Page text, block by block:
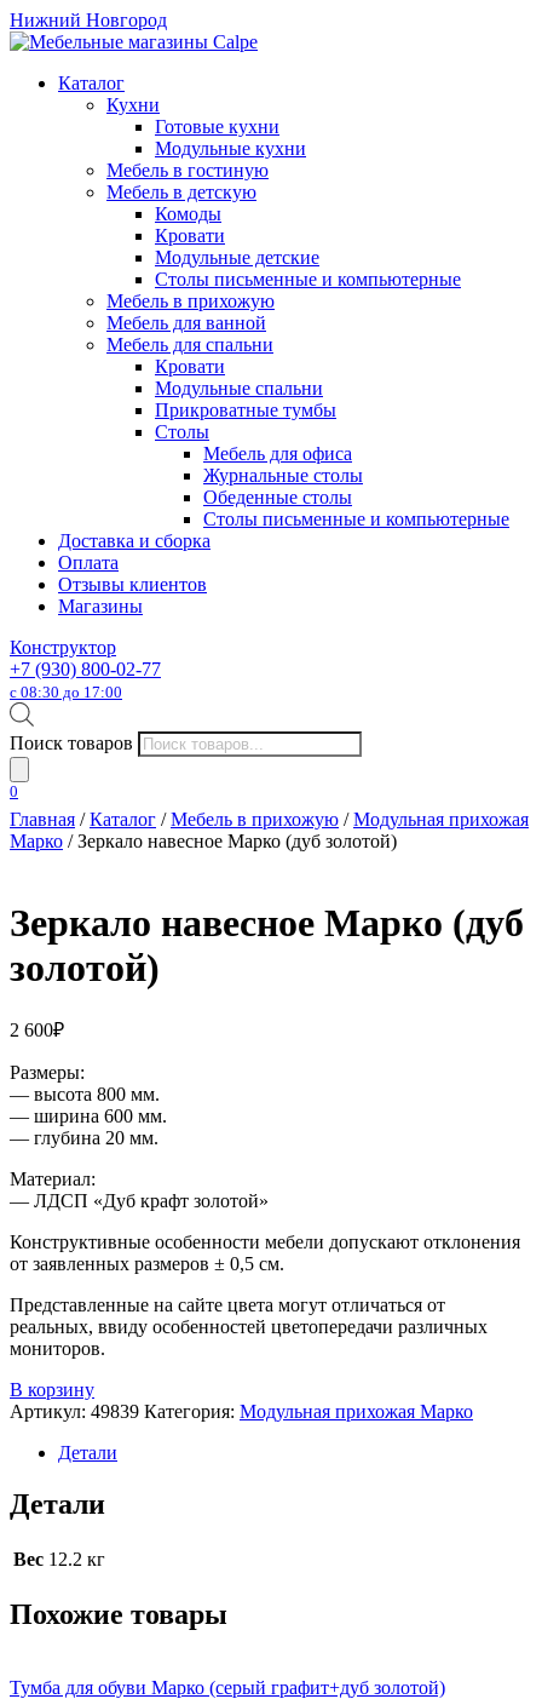
Нижний Новгород
Каталог
Кухни
Готовые кухни
Модульные кухни
Мебель в гостиную
Мебель в детскую
Комоды
Кровати
Модульные детские
Столы письменные и компьютерные
Мебель в прихожую
Мебель для ванной
Мебель для спальни
Кровати
Модульные спальни
Прикроватные тумбы
Столы
Мебель для офиса
Журнальные столы
Обеденные столы
Столы письменные и компьютерные
Доставка и сборка
Оплата
Отзывы клиентов
Магазины
Конструктор
+7 (930) 800-02-77
с 08:30 до 17:00
Поиск товаров
0
Главная /Каталог /Мебель в прихожую /Модульная прихожая
Марко / Зеркало навесное Марко (дуб золотой)
Зеркало навесное Марко (дуб
золотой)
2 600₽
Размеры:
— высота 800 мм.
— ширина 600 мм.
— глубина 20 мм.
Материал:
— ЛДСП «Дуб крафт золотой»
Конструктивные особенности мебели допускают отклонения
от заявленных размеров ± 0,5 см.
Представленные на сайте цвета могут отличаться от
реальных, ввиду особенностей цветопередачи различных
мониторов.
В корзину
Артикул: 49839 Категория: Модульная прихожая Марко
Детали
Детали
Вес 12.2 кг
Похожие товары
Тумба для обуви Марко (серый графит+дуб золотой)